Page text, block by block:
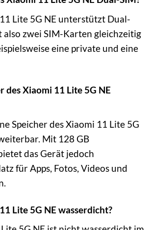
Lite 5G NE unterstützt Dual-
also zwei SIM-Karten gleichzeitig
eine private und eine
des Xiaomi 11 Lite 5G NE
Speicher des Xiaomi 11 Lite 5G
Mit 128 GB
das Gerät jedoch
für Apps, Fotos, Videos und
Lite 5G NE wasserdicht?